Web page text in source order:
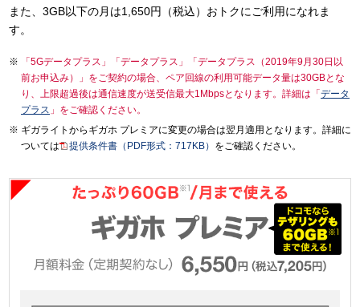
また、3GB以下の月は1,650円（税込）おトクにご利用になれま
す。
「5Gデータプラス」「データプラス」「データプラス（2019年9月30日以
前お申込み）」をご契約の場合、ペア回線の利用可能データ量は30GBとな
り、上限超過後は通信速度が送受信最大1Mbpsとなります。詳細は「 データ
プラス 」をご確認ください。
ギガライトからギガホ プレミアに変更の場合は翌月適用となります。詳細に
ついては
提供条件書（PDF形式：717KB） をご確認ください。